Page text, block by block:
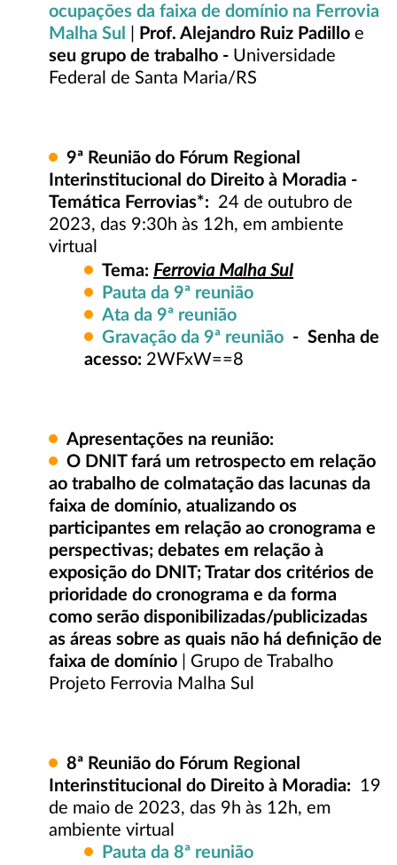
ocupações da faixa de domínio na Ferrovia
Malha Sul
Prof. Alejandro Ruiz Padillo e
seu grupo de trabalho - Universidade
Federal de Santa Maria/RS
9ª Reunião do Fórum Regional
Interinstitucional do Direito à Moradia -
Temática Ferrovias*: 24 de outubro de
2023, das 9:30h às 12h, em ambiente
virtual
Tema: Ferrovia Malha Sul
Pauta da 9ª reunião
Ata da 9ª reunião
Gravação da 9ª reunião - Senha de
acesso: 2WFxW==8
Apresentações na reunião:
O DNIT fará um retrospecto em relação
ao trabalho de colmatação das lacunas da
faixa de domínio, atualizando os
participantes em relação ao cronograma e
perspectivas; debates em relação à
exposição do DNIT; Tratar dos critérios de
prioridade do cronograma e da forma
como serão disponibilizadas/publicizadas
as áreas sobre as quais não há definição de
faixa de domínio | Grupo de Trabalho
Projeto Ferrovia Malha Sul
8ª Reunião do Fórum Regional
Interinstitucional do Direito à Moradia: 19
de maio de 2023, das 9h às 12h, em
ambiente virtual
Pauta da 8ª reunião